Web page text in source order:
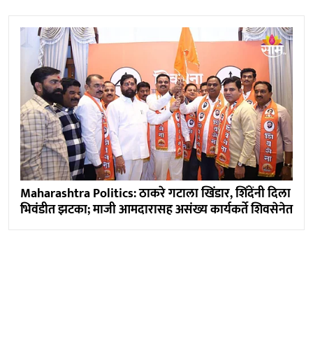
Maharashtra Politics: ठाकरे गटाला खिंडार, शिंदेंनी दिला
भिवंडीत झटका; माजी आमदारासह असंख्य कार्यकर्ते शिवसेनेत